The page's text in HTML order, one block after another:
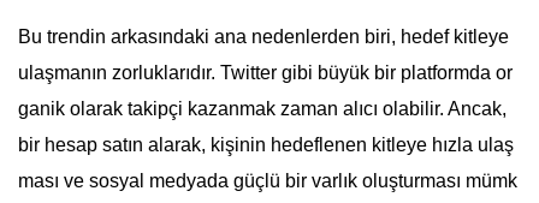
Bu trendin arkasındaki ana nedenlerden biri, hedef kitleye
ulaşmanın zorluklarıdır. Twitter gibi büyük bir platformda or
ganik olarak takipçi kazanmak zaman alıcı olabilir. Ancak,
bir hesap satın alarak, kişinin hedeflenen kitleye hızla ulaş
ması ve sosyal medyada güçlü bir varlık oluşturması mümk